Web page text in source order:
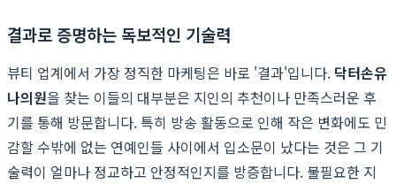
결과로 증명하는 독보적인 기술력
뷰티 업계에서 가장 정직한 마케팅은 바로 '결과'입니다. 닥터손유
나의원을 찾는 이들의 대부분은 지인의 추천이나 만족스러운 후
기를 통해 방문합니다. 특히 방송 활동으로 인해 작은 변화에도 민
감할 수밖에 없는 연예인들 사이에서 입소문이 났다는 것은 그 기
술력이 얼마나 정교하고 안정적인지를 방증합니다. 불필요한 지